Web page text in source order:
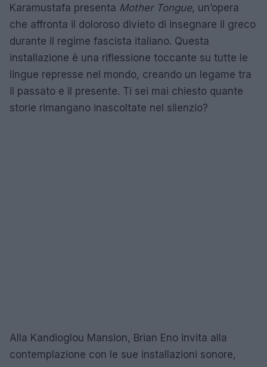
Karamustafa presenta Mother Tongue, un’opera
che affronta il doloroso divieto di insegnare il greco
durante il regime fascista italiano. Questa
installazione è una riflessione toccante su tutte le
lingue represse nel mondo, creando un legame tra
il passato e il presente. Ti sei mai chiesto quante
storie rimangano inascoltate nel silenzio?
Alla Kandioglou Mansion, Brian Eno invita alla
contemplazione con le sue installazioni sonore,